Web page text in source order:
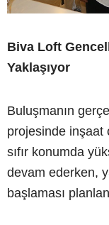
Biva Loft
Yaklaşıyor
Buluşmanın
projesinde inşaat
sıfır konumda
devam ederken,
başlaması